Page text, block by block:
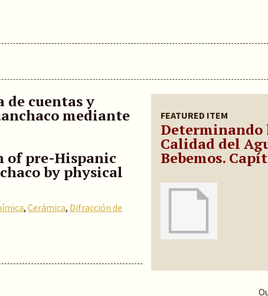
FEATURED ITEM
Determinando
Calidad del
Bebemos.
cuentas y
mediante
of pre-Hispanic
by physical
, Cerámica, Difracción de